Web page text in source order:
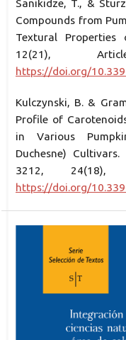
Sanikidze, T., &
Compounds from
Textural Properties
12(21),
https://doi.org/
Kulczynski, B. &
Profile of
in Various
Duchesne)
3212, 24(18),
https://doi.org/